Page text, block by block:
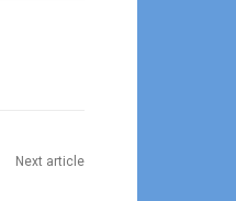
Next article